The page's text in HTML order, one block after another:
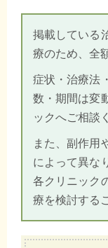
掲載している
療のため、全
症状・治療法
数・期間は変
ックへご相談
また、副作用
によって異な
各クリニック
療を検討する